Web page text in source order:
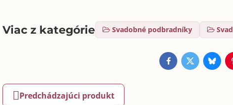
Viac z kategórie Svadobné podbradníky
FacebookTwitter
Predchádzajúci produkt